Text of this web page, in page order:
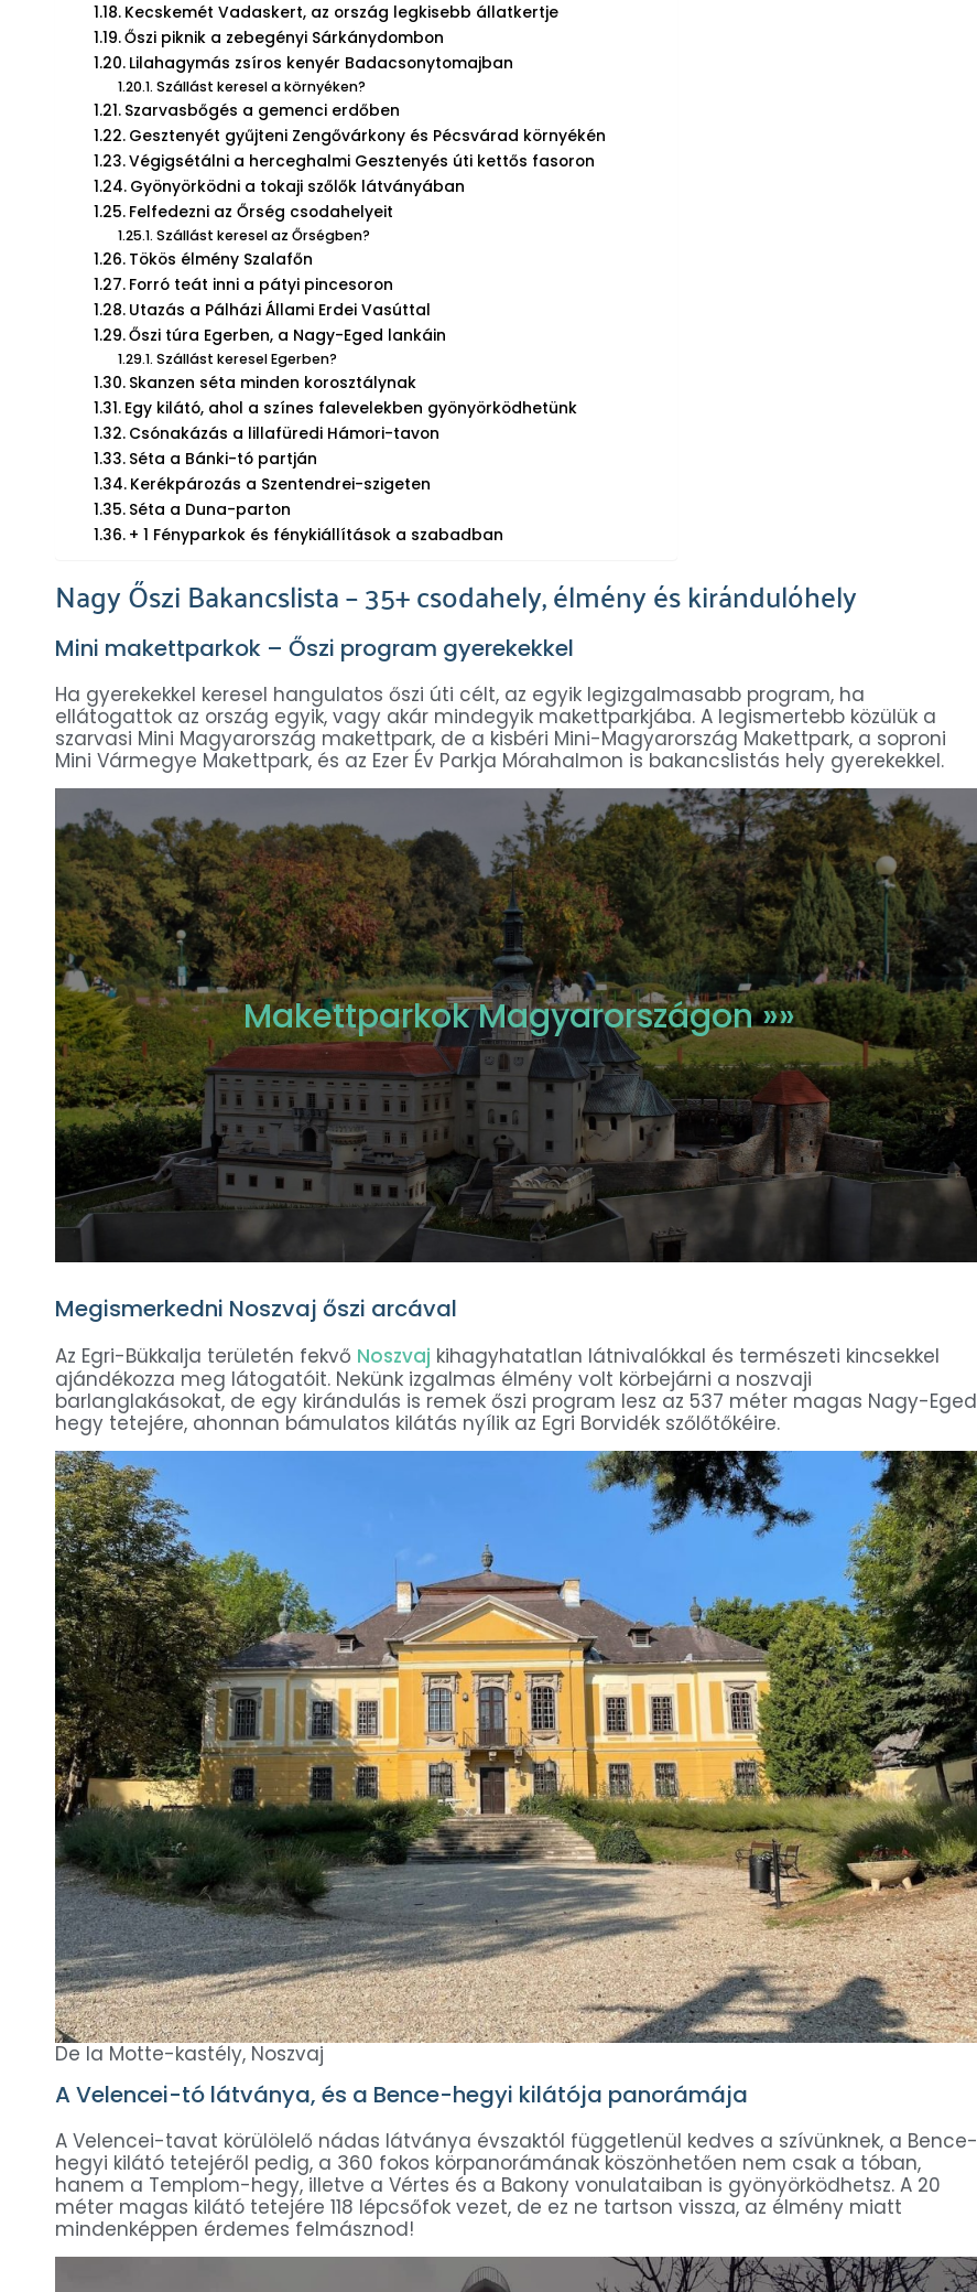
Kecskemét Vadaskert, az ország legkisebb állatkertje
Őszi piknik a zebegényi Sárkánydombon
Lilahagymás zsíros kenyér Badacsonytomajban
Szállást keresel a környéken?
Szarvasbőgés a gemenci erdőben
Gesztenyét gyűjteni Zengővárkony és Pécsvárad környékén
Végigsétálni a herceghalmi Gesztenyés úti kettős fasoron
Gyönyörködni a tokaji szőlők látványában
Felfedezni az Őrség csodahelyeit
Szállást keresel az Őrségben?
Tökös élmény Szalafőn
Forró teát inni a pátyi pincesoron
Utazás a Pálházi Állami Erdei Vasúttal
Őszi túra Egerben, a Nagy-Eged lankáin
Szállást keresel Egerben?
Skanzen séta minden korosztálynak
Egy kilátó, ahol a színes falevelekben gyönyörködhetünk
Csónakázás a lillafüredi Hámori-tavon
Séta a Bánki-tó partján
Kerékpározás a Szentendrei-szigeten
Séta a Duna-parton
+ 1 Fényparkok és fénykiállítások a szabadban
Nagy Őszi Bakancslista – 35+ csodahely, élmény és kirándulóhely
Mini makettparkok – Őszi program gyerekekkel
Ha gyerekekkel keresel hangulatos őszi úti célt, az egyik legizgalmasabb program, ha
ellátogattok az ország egyik, vagy akár mindegyik makettparkjába. A legismertebb közülük a
szarvasi Mini Magyarország makettpark, de a kisbéri Mini-Magyarország Makettpark, a soproni
Mini Vármegye Makettpark, és az Ezer Év Parkja Mórahalmon is bakancslistás hely gyerekekkel.
Makettparkok Magyarországon »»
Megismerkedni Noszvaj őszi arcával
Az Egri-Bükkalja területén fekvő Noszvaj kihagyhatatlan látnivalókkal és természeti kincsekkel
ajándékozza meg látogatóit. Nekünk izgalmas élmény volt körbejárni a noszvaji
barlanglakásokat, de egy kirándulás is remek őszi program lesz az 537 méter magas Nagy-Eged
hegy tetejére, ahonnan bámulatos kilátás nyílik az Egri Borvidék szőlőtőkéire.
De la Motte-kastély, Noszvaj
A Velencei-tó látványa, és a Bence-hegyi kilátója panorámája
A Velencei-tavat körülölelő nádas látványa évszaktól függetlenül kedves a szívünknek, a Bence-
hegyi kilátó tetejéről pedig, a 360 fokos körpanorámának köszönhetően nem csak a tóban,
hanem a Templom-hegy, illetve a Vértes és a Bakony vonulataiban is gyönyörködhetsz. A 20
méter magas kilátó tetejére 118 lépcsőfok vezet, de ez ne tartson vissza, az élmény miatt
mindenképpen érdemes felmásznod!